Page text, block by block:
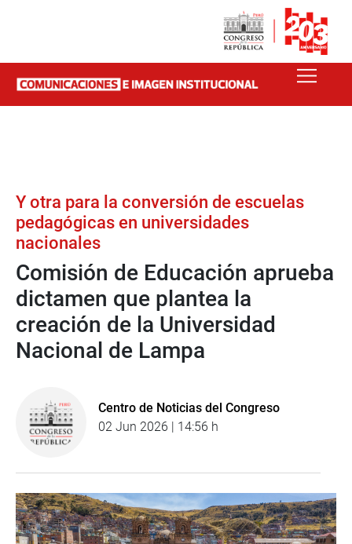
Y otra para la conversión de escuelas
pedagógicas en universidades
nacionales
Comisión de Educación aprueba
dictamen que plantea la
creación de la Universidad
Nacional de Lampa
Centro de Noticias del Congreso
02 Jun 2026 | 14:56 h